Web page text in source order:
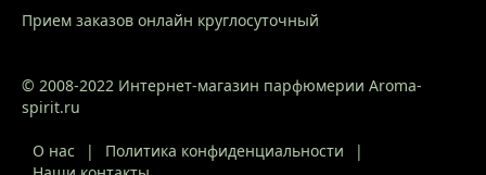
Прием заказов онлайн круглосуточный
© 2008-2022 Интернет-магазин парфюмерии Aroma-
spirit.ru
О нас | Политика конфиденциальности
|